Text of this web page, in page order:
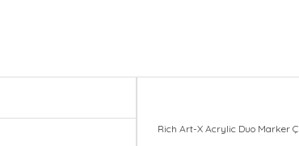
Rich Art-X Acrylic Duo Marker